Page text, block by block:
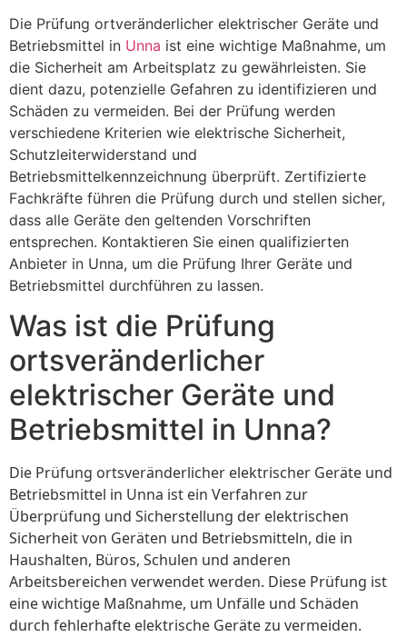
Die Prüfung ortveränderlicher elektrischer Geräte und
Betriebsmittel in Unna ist eine wichtige Maßnahme, um
die Sicherheit am Arbeitsplatz zu gewährleisten. Sie
dient dazu, potenzielle Gefahren zu identifizieren und
Schäden zu vermeiden. Bei der Prüfung werden
verschiedene Kriterien wie elektrische Sicherheit,
Schutzleiterwiderstand und
Betriebsmittelkennzeichnung überprüft. Zertifizierte
Fachkräfte führen die Prüfung durch und stellen sicher,
dass alle Geräte den geltenden Vorschriften
entsprechen. Kontaktieren Sie einen qualifizierten
Anbieter in Unna, um die Prüfung Ihrer Geräte und
Betriebsmittel durchführen zu lassen.
Was ist die Prüfung
ortsveränderlicher
elektrischer Geräte und
Betriebsmittel in Unna?
Die Prüfung ortsveränderlicher elektrischer Geräte und
Betriebsmittel in Unna ist ein Verfahren zur
Überprüfung und Sicherstellung der elektrischen
Sicherheit von Geräten und Betriebsmitteln, die in
Haushalten, Büros, Schulen und anderen
Arbeitsbereichen verwendet werden. Diese Prüfung ist
eine wichtige Maßnahme, um Unfälle und Schäden
durch fehlerhafte elektrische Geräte zu vermeiden.